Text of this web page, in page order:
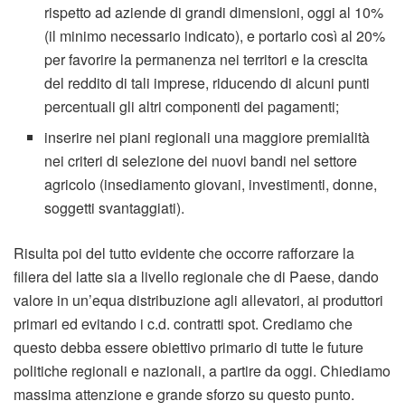
rispetto ad aziende di grandi dimensioni, oggi al 10%
(il minimo necessario indicato), e portarlo così al 20%
per favorire la permanenza nei territori e la crescita
del reddito di tali imprese, riducendo di alcuni punti
percentuali gli altri componenti dei pagamenti;
inserire nei piani regionali una maggiore premialità
nei criteri di selezione dei nuovi bandi nel settore
agricolo (insediamento giovani, investimenti, donne,
soggetti svantaggiati).
Risulta poi del tutto evidente che occorre rafforzare la
filiera del latte sia a livello regionale che di Paese, dando
valore in un’equa distribuzione agli allevatori, ai produttori
primari ed evitando i c.d. contratti spot. Crediamo che
questo debba essere obiettivo primario di tutte le future
politiche regionali e nazionali, a partire da oggi. Chiediamo
massima attenzione e grande sforzo su questo punto.